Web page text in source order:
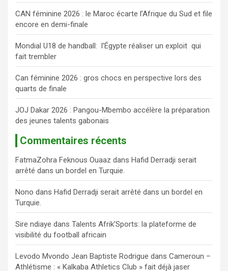
h
e
r
CAN féminine 2026 : le Maroc écarte l’Afrique du Sud et file
encore en demi-finale
Mondial U18 de handball: l’Égypte réaliser un exploit qui
fait trembler
Can féminine 2026 : gros chocs en perspective lors des
quarts de finale
JOJ Dakar 2026 : Pangou-Mbembo accélère la préparation
des jeunes talents gabonais
Commentaires récents
FatmaZohra Feknous Ouaaz dans Hafid Derradji serait
arrêté dans un bordel en Turquie.
Nono dans Hafid Derradji serait arrêté dans un bordel en
Turquie.
Sire ndiaye dans Talents Afrik’Sports: la plateforme de
visibilité du football africain
Levodo Mvondo Jean Baptiste Rodrigue dans Cameroun –
Athlétisme : « Kalkaba Athletics Club » fait déjà jaser